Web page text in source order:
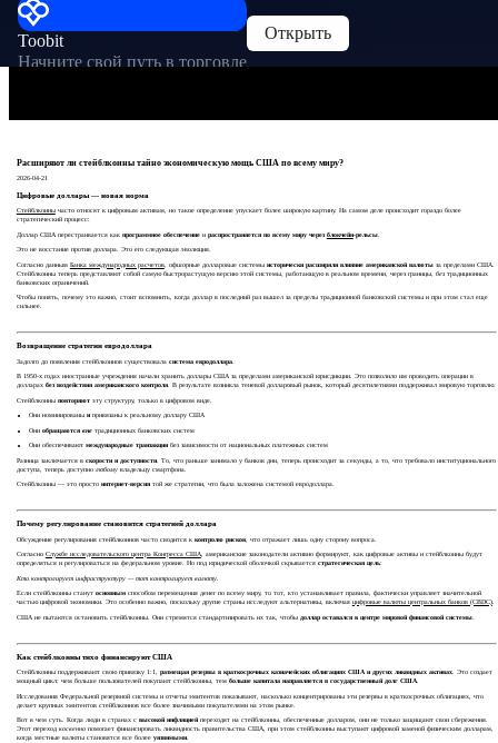
Toobit
Начните свой путь в торговле
Открыть
Расширяют ли стейблкоины тайно экономическую мощь США по всему миру?
2026-04-21
Цифровые доллары — новая норма
Стейблкоинычасто относят к цифровым активам, но такое определение упускает более широкую картину. На самом деле происходит гораздо более
стратегический процесс:
Доллар США перестраивается как программное обеспечениеи распространяется по всему миру через блокчейн-рельсы.
Это не восстание против доллара. Это его следующая эволюция.
Согласно данным Банка международных расчетов, офшорные долларовые системы исторически расширяли влияние американской валютыза пределами США.
Стейблкоины теперь представляют собой самую быстрорастущую версию этой системы, работающую в реальном времени, через границы, безтрадиционных
банковских ограничений.
Чтобы понять, почему это важно, стоит вспомнить, когда доллар в последний раз вышел за пределы традиционной банковской системы и при этом стал еще
сильнее.
Возвращение стратегии евродоллара
Задолго до появления стейблкоинов существовала система евродоллара.
В 1950-х годах иностранные учреждения начали хранить доллары США за пределами американской юрисдикции. Это позволило им проводить операции в
долларах без воздействия американского контроля. В результате возникла теневой долларовый рынок, который десятилетиями поддерживал мировую торговлю.
Стейблкоины повторяютэту структуру, только в цифровом виде.
Они номинированы ипривязаны к реальному доллару США
Они обращаются внетрадиционных банковских систем
Они обеспечивают международные транзакциибез зависимости от национальных платежных систем
Разница заключается в скорости и доступности. То, что раньше занимало у банков дни, теперь происходит за секунды, а то, что требовало институционального
доступа, теперь доступно любомувладельцу смартфона.
Стейблкоины — это просто интернет-версиятой же стратегии, что была заложена системой евродоллара.
Почему регулирование становится стратегией доллара
Обсуждение регулирования стейблкоинов часто сводится к контролю рисков, что отражает лишь одну сторону вопроса.
Согласно Службе исследовательского центра Конгресса США, американские законодатели активно формируют, как цифровые активы и стейблкоины будут
определяться и регулироваться на федеральном уровне. Но под юридической оболочкой скрывается стратегическая цель:
Кто контролирует инфраструктуру — тот контролирует валюту.
Если стейблкоины станут основнымспособом перемещения денег по всему миру, то тот, кто устанавливает правила, фактически управляет значительной
частью цифровой экономики. Это особенно важно, поскольку другие страны исследуют альтернативы, включая цифровые валюты центральных банков (CBDC).
США не пытаются остановить стейблкоины. Они стремятся стандартизировать их так, чтобы доллар оставался в центре мировой финансовой системы.
Как стейблкоины тихо финансируют США
Стейблкоины поддерживают свою привязку 1:1, размещая резервы в краткосрочных казначейских облигациях США и других ликвидных активах. Это создает
мощный цикл: чем больше пользователей покупают стейблкоины, тем больше капитала направляется вгосударственный долг США.
Исследования Федеральной резервной системы и отчеты эмитентов показывают, насколько концентрированы эти резервы в краткосрочных облигациях, что
делает крупных эмитентов стейблкоинов все более значимыми покупателями на этом рынке.
Вот в чем суть. Когда люди в странах с высокой инфляциейпереходят на стейблкоины, обеспеченные долларом, они не только защищают свои сбережения.
Этот переход косвеннопомогает финансировать ликвидность правительства США, при этом стейблкоины выступают цифровой заменой физическим долларам,
когда местные валюты становятся все более уязвимыми.